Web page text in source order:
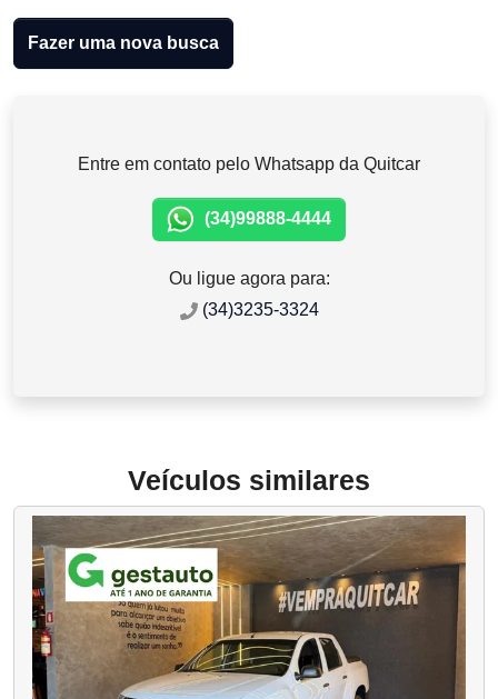
Fazer uma nova busca
Entre em contato pelo Whatsapp da Quitcar
(34)99888-4444
Ou ligue agora para:
(34)3235-3324
Veículos similares